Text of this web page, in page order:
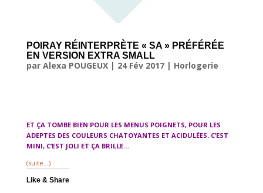
POIRAY RÉINTERPRÈTE « SA » PRÉFÉRÉE
EN VERSION EXTRA SMALL
par Alexa POUGEUX| 24 Fév 2017| Horlogerie
ET ÇA TOMBE BIEN POUR LES MENUS POIGNETS, POUR LES
ADEPTES DES COULEURS CHATOYANTES ET ACIDULÉES. C’EST
MINI, C’EST JOLI ET ÇA BRILLE…
(suite…)
Like & Share